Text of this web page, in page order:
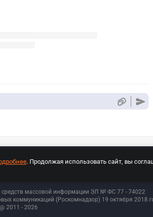
средств массовой информации ЭЛ № ФС 77 - 74022
коммуникаций (Роскомнадзор) 19 октября 2018
@ 2011 - 2026
. Продолжая использовать сайт, вы